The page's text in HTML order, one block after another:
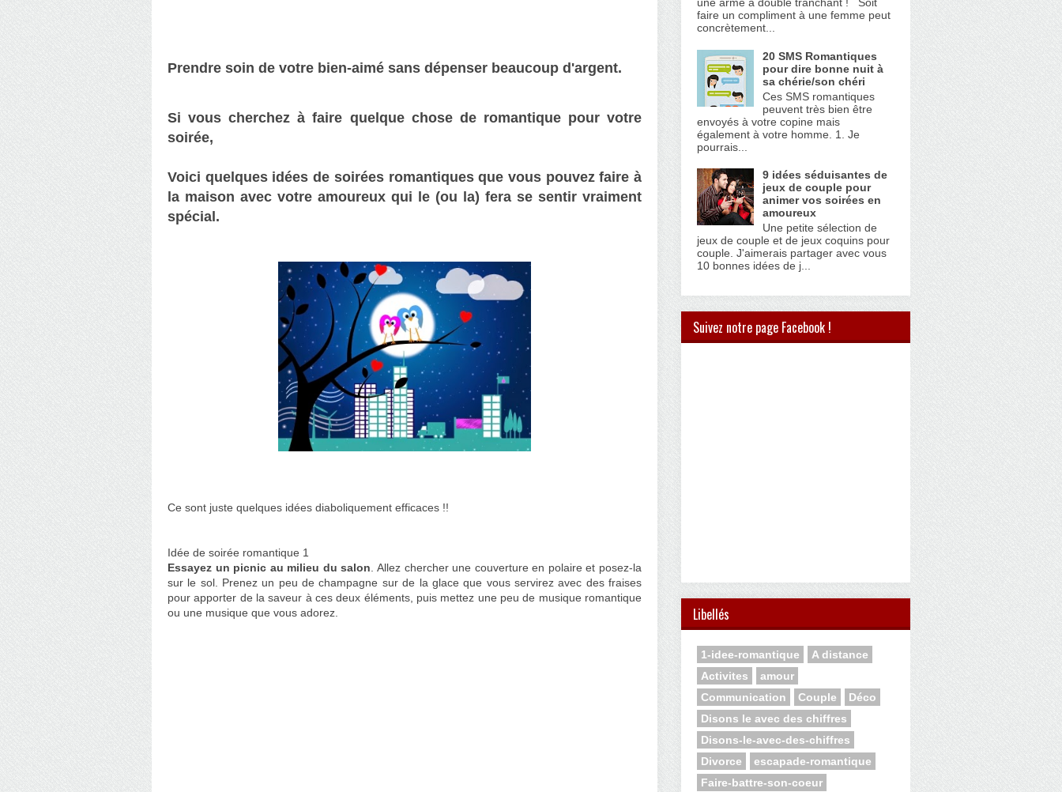
Prendre soin de votre bien-aimé sans dépenser beaucoup d'argent.
Si vous cherchez à faire quelque chose de romantique pour votre
soirée,
Voici quelques idées de soirées romantiquesque vous pouvez faire à
la maison avec votre amoureux qui le (ou la) fera se sentir vraiment
spécial.
Ce sont juste quelques idées diaboliquement efficaces !!
Idée de soirée romantique 1
Essayez un picnic au milieu du salon . Allez chercher une couverture en polaire et posez-la
sur le sol. Prenez un peu de champagne sur de la glace que vous servirez avec des fraises
pour apporter de la saveur à ces deux éléments, puis mettez une peu de musique romantique
ou une musique que vous adorez.
une arme à double tranchant ! Soit
faire un compliment à une femme peut
concrètement...
20 SMS Romantiques
pour dire bonne nuit à
sa chérie/son chéri
Ces SMS romantiques
peuvent très bien être
envoyés à votre copine mais
également à votre homme. 1. Je
pourrais...
9 idées séduisantes de
jeux de couple pour
animer vos soirées en
amoureux
Une petite sélection de
jeux de couple et de jeux coquins pour
couple. J'aimerais partager avec vous
10 bonnes idées de j...
Suivez notre page Facebook !
Libellés
1-idee-romantique
A distance
Activites
amour
Communication
Couple
Déco
Disons le avec des chiffres
Disons-le-avec-des-chiffres
Divorce
escapade-romantique
Faire-battre-son-coeur